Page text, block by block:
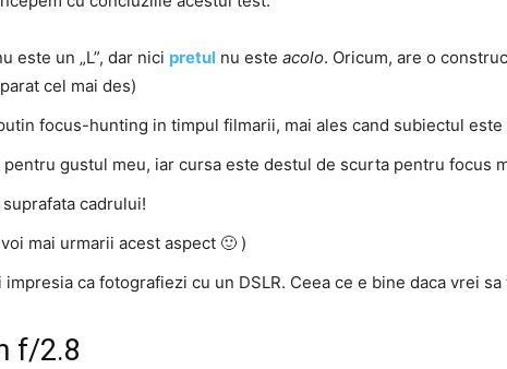
este un „L”, dar nici pretul nu este acolo. Oricum, are o
cel mai des)
focus-hunting in timpul filmarii, mai ales cand subiectul este
gustul meu, iar cursa este destul de scurta pentru focus
cadrului!
mai urmarii acest aspect 🙂 )
ca fotografiezi cu un DSLR. Ceea ce e bine daca vrei
f/2.8